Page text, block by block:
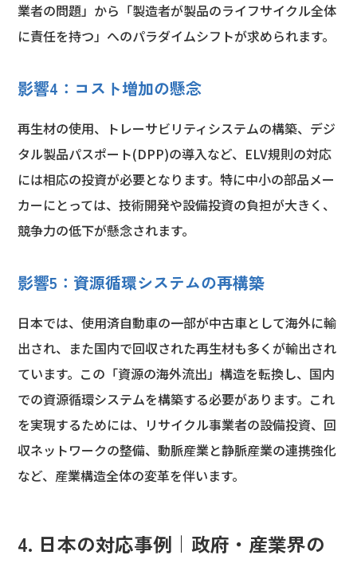
業者の問題」から「製造者が製品のライフサイクル全体
に責任を持つ」へのパラダイムシフトが求められます。
影響4：コスト増加の懸念
再生材の使用、トレーサビリティシステムの構築、デジ
タル製品パスポート(DPP)の導入など、ELV規則の対応
には相応の投資が必要となります。特に中小の部品メー
カーにとっては、技術開発や設備投資の負担が大きく、
競争力の低下が懸念されます。
影響5：資源循環システムの再構築
日本では、使用済自動車の一部が中古車として海外に輸
出され、また国内で回収された再生材も多くが輸出され
ています。この「資源の海外流出」構造を転換し、国内
での資源循環システムを構築する必要があります。これ
を実現するためには、リサイクル事業者の設備投資、回
収ネットワークの整備、動脈産業と静脈産業の連携強化
など、産業構造全体の変革を伴います。
4. 日本の対応事例｜政府・産業界の